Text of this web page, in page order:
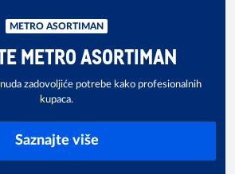
METRO ASORTIMAN
METRO ASORTIMAN
zadovoljiće potrebe kako profesionalnih
kupaca.
Saznajte više